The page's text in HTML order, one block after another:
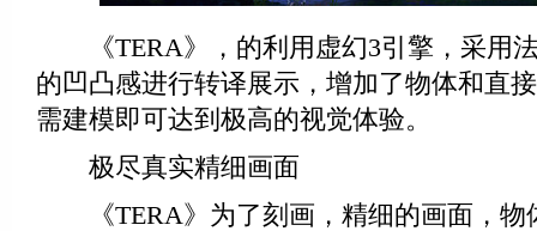
《TERA》，的利用虚幻3引擎，采用
的凹凸感进行转译展示，增加了物体和直
需建模即可达到极高的视觉体验。
极尽真实精细画面
《TERA》为了刻画，精细的画面，物